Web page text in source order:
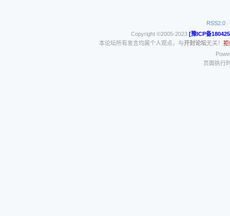
RSS2.0 |
Copyright ©2005-2023 [豫ICP备
本论坛所有发言均属个人观点，与开封论坛无关！ 拒
页面执行